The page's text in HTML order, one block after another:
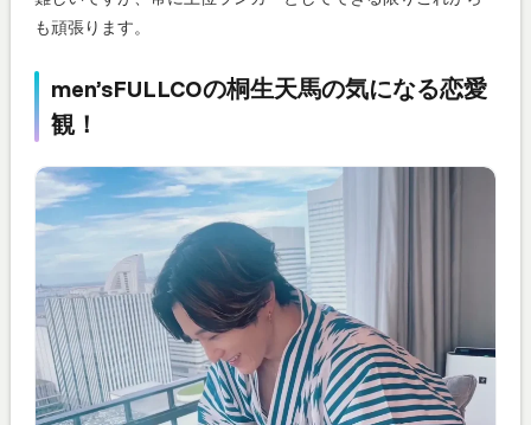
も頑張ります。
men’sFULLCOの桐生天馬の気になる恋愛
観！